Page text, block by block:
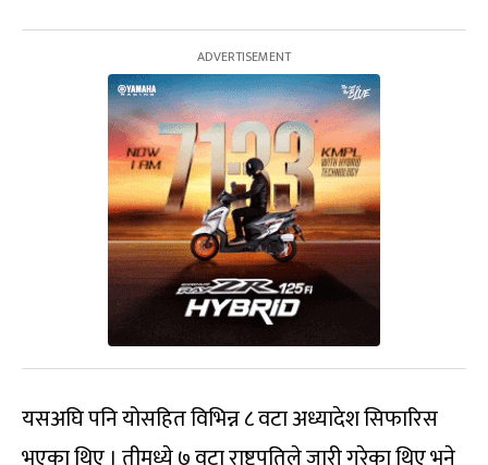
यसअघि पनि योसहित विभिन्न ८ वटा अध्यादेश सिफारिस